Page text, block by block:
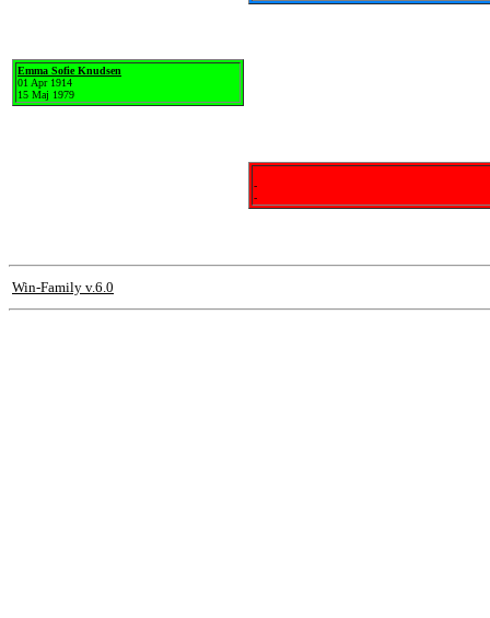
Emma Sofie Knudsen
01 Apr 1914
15 Maj 1979
-
-
Win-Family v.6.0